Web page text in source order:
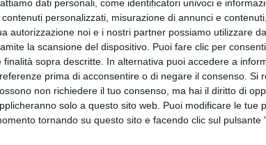
dati personali, come identificatori univoci e
contenuti personalizzati, misurazione di annunci e
autorizzazione noi e i nostri partner possiamo utilizzare
la scansione del dispositivo. Puoi fare clic per
finalità sopra descritte. In alternativa puoi accedere a
prima di acconsentire o di negare il consenso. Si
non richiedere il tuo consenso, ma hai il diritto di
solo a questo sito web. Puoi modificare le tue
tornando su questo sito e facendo clic sul pulsante
il Governatore Pittella saranno approfondite
sistema di messa in sicurezza dell'impianto Cova
ed i quantitativi di gas emessi dai camini del
di odori genere. Sarà un autorevole gruppo di
che avrà anche il compito di acquisire nel
solidi e liquidi prodotti dagli impianti lucani".